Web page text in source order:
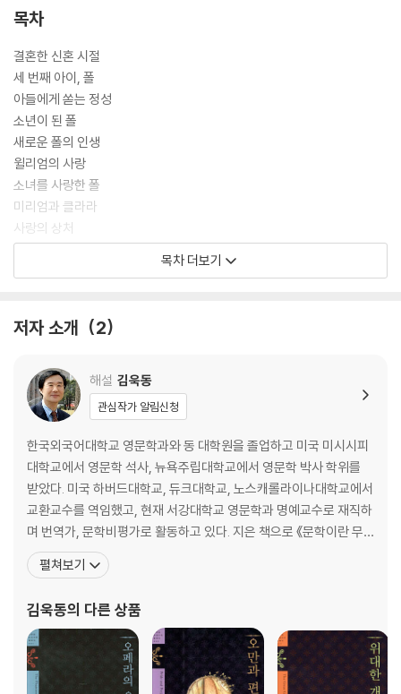
목차
결혼한 신혼 시절
세 번째 아이, 폴
아들에게 쏟는 정성
소년이 된 폴
새로운 폴의 인생
윌리엄의 사랑
소녀를 사랑한 폴
미리엄과 클라라
사랑의 상처
클라라와 함께한 오후
셰필드에서의 병원 생활
세상을 향한 발걸음
목차 더보기
저자 소개 2
해설 김욱동
관심작가 알림신청
한국외국어대학교 영문학과와 동 대학원을 졸업하고 미국 미시시피
대학교에서 영문학 석사, 뉴욕주립대학교에서 영문학 박사 학위를
받았다. 미국 하버드대학교, 듀크대학교, 노스캐롤라이나대학교에서
교환교수를 역임했고, 현재 서강대학교 영문학과 명예교수로 재직하
며 번역가, 문학비평가로 활동하고 있다. 지은 책으로 《문학이란 무
엇인가》 《세계문학이란 무엇인가》 《이양하, 그의 삶과 문학》 《설정
식, 분노의 문학》 《비평의 변증법》 《천재와 반역》 등이 있고, 옮긴 책
바다》 《이선 프롬》 《아메리카의 비극》 《새장에 갇힌 새
펼쳐보기
김욱동의 다른 상품